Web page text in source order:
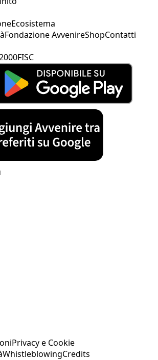
Ecosistema
Fondazione AvvenireShopContatti
FISC
Privacy e Cookie
WhistleblowingCredits